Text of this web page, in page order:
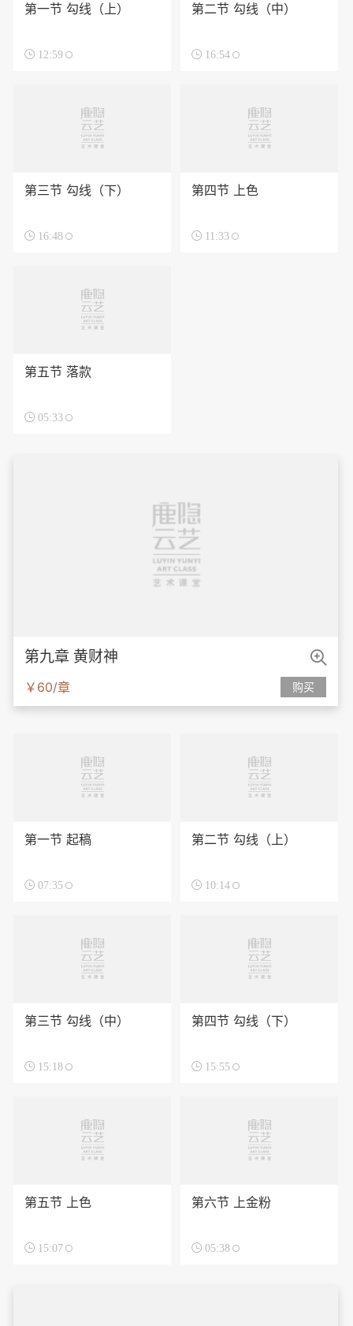
第一节 勾线（上）
 12:59
第二节 勾线（中）
 16:54
第三节 勾线（下）
 16:48
第四节 上色
 11:33
第五节 落款
 05:33
第九章 黄财神
￥60/章 购买

第一节 起稿
 07:35
第二节 勾线（上）
 10:14
第三节 勾线（中）
 15:18
第四节 勾线（下）
 15:55
第五节 上色
 15:07
第六节 上金粉
 05:38